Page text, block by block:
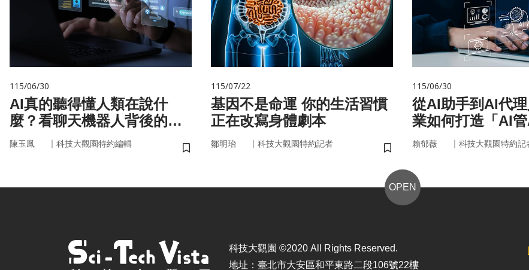
115/06/30
AI真的聽得懂人類在說什
麼？看聊天機器人背後的語
言科技
陳玉鳳 ｜ 科技大觀園特約編輯
儲存書籤
115/07/22
基因不是命運 你的生活習慣
正在改寫身體劇本
鄒明珆 ｜ 科技大觀園特約記者
儲存書籤
115/06/30
從AI助手到AI代
業如何打造「AI
治理模式？
賴郁薇 ｜ 科技大觀園特約記
OPEN
科技大觀園 ©2020 All Rights Reserved.
地址：臺北市大安區和平東路二段106號22樓